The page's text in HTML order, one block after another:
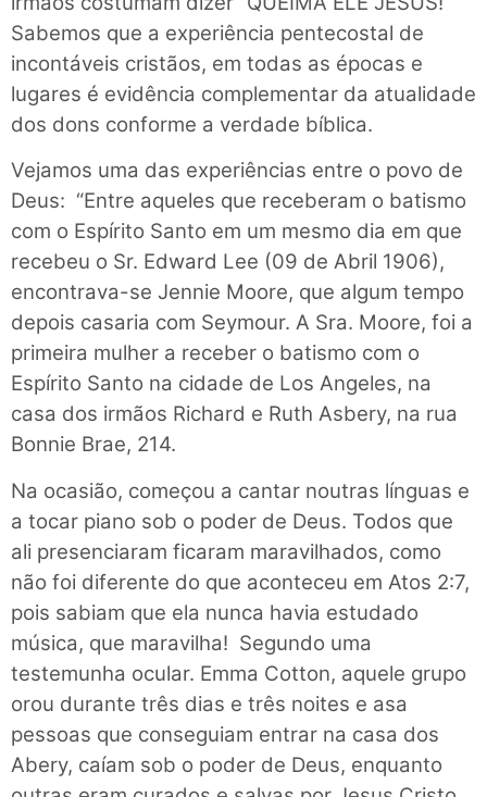
Sabemos que a experiência pentecostal de
incontáveis cristãos, em todas as épocas e
lugares é evidência complementar da atualidade
dos dons conforme a verdade bíblica.
Vejamos uma das experiências entre o povo de
Deus: “Entre aqueles que receberam o batismo
com o Espírito Santo em um mesmo dia em que
recebeu o Sr. Edward Lee (09 de Abril 1906),
encontrava-se Jennie Moore, que algum tempo
depois casaria com Seymour. A Sra. Moore, foi a
primeira mulher a receber o batismo com o
Espírito Santo na cidade de Los Angeles, na
casa dos irmãos Richard e Ruth Asbery, na rua
Bonnie Brae, 214.
Na ocasião, começou a cantar noutras línguas e
a tocar piano sob o poder de Deus. Todos que
ali presenciaram ficaram maravilhados, como
não foi diferente do que aconteceu em Atos 2:7,
pois sabiam que ela nunca havia estudado
música, que maravilha! Segundo uma
testemunha ocular. Emma Cotton, aquele grupo
orou durante três dias e três noites e asa
pessoas que conseguiam entrar na casa dos
Abery, caíam sob o poder de Deus, enquanto